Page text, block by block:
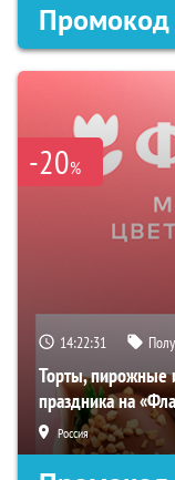
Промокод
-20%
14:22:30
Торты, пирожные
праздника на
Россия